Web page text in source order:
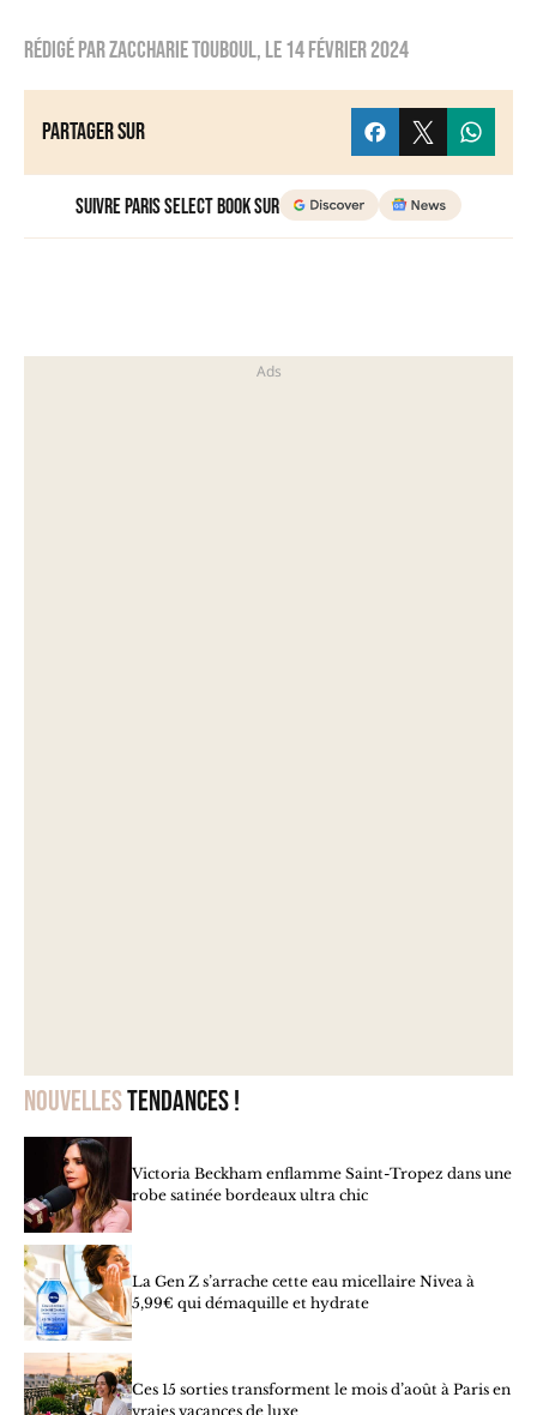
Nouvellestendances !
Victoria Beckham enflamme Saint-Tropez dans une
robe satinée bordeaux ultra chic
La Gen Z s’arrache cette eau micellaire Nivea à
5,99€ qui démaquille et hydrate
Ces 15 sorties transforment le mois d’août à Paris en
vraies vacances de luxe
Rédigé parZaccharie TOUBOUL, le14 février 2024
Partager sur
Suivre Paris Select Book sur